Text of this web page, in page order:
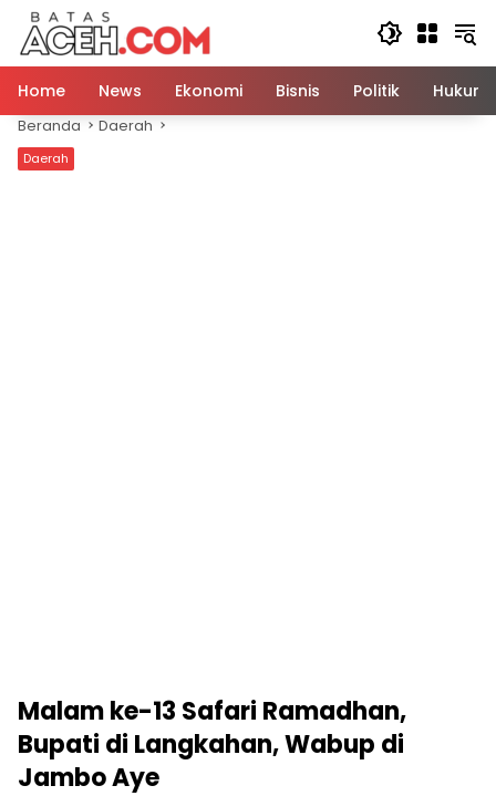
Langsung
konten
Home
News Ekonomi Bisnis Politik Hukum
Beranda Daerah
Daerah
Malam ke-13 Safari Ramadhan,
Bupati di Langkahan, Wabup di
Jambo Aye